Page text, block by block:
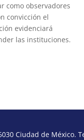
como observadores
convicción el
evidenciará
las instituciones.
Ciudad de México.